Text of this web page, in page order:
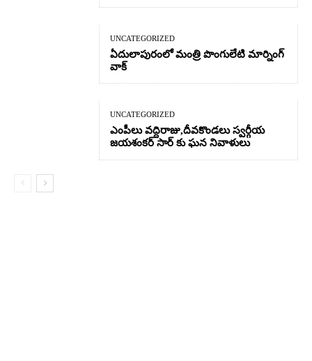
UNCATEGORIZED
ఏదులాపురంలో మంత్రి పొంగులేటి మార్నింగ్
వాక్
UNCATEGORIZED
ఎంపీలు వద్దిరాజు,దీవకొండలు స్వర్గీయ
జయశంకర్ సార్ కు ఘన నివాళులు